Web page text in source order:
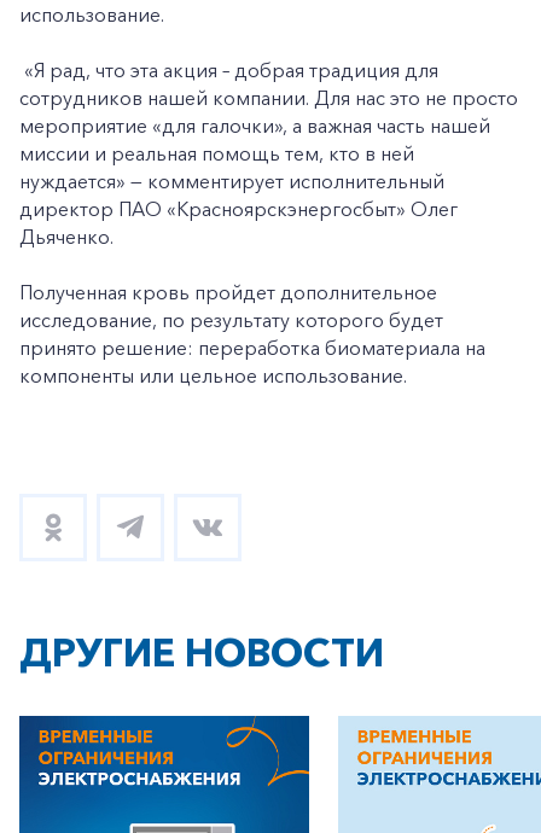
+7-800-700-24-57
Заказать обратный звонок
Частным клиентам
Корпоративным клиентам
использование.
«Я рад, что эта акция – добрая традиция для
сотрудников нашей компании. Для нас это не просто
мероприятие «для галочки», а важная часть нашей
миссии и реальная помощь тем, кто в ней
нуждается» — комментирует исполнительный
директор ПАО «Красноярскэнергосбыт» Олег
Дьяченко.
Полученная кровь пройдет дополнительное
исследование, по результату которого будет
принято решение: переработка биоматериала на
компоненты или цельное использование.
ДРУГИЕ НОВОСТИ